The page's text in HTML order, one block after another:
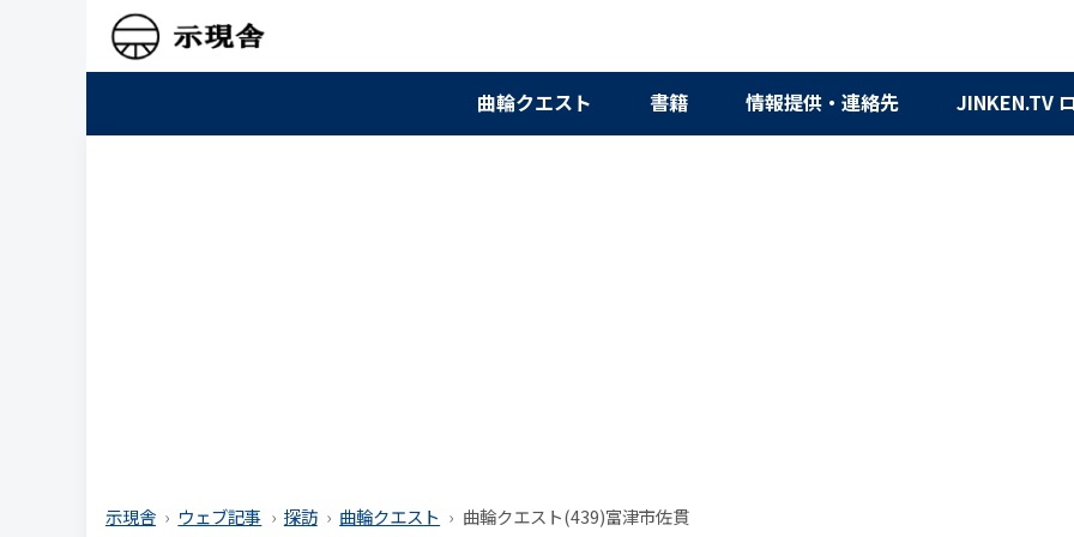
曲輪クエスト 書籍 情報提供・連絡先 JINKEN.TV
示現舎 ウェブ記事 探訪 曲輪クエスト 曲輪クエスト(439)富津市佐貫